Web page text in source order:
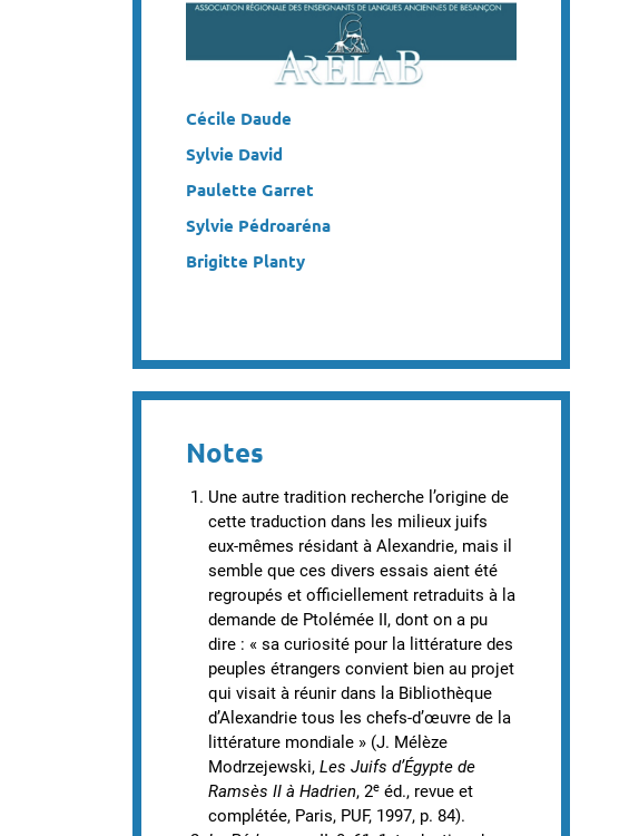
Cécile Daude
Sylvie David
Paulette Garret
Sylvie Pédroaréna
Brigitte Planty
Notes
Une autre tradition recherche l’origine de
cette traduction dans les milieux juifs
eux-mêmes résidant à Alexandrie, mais il
semble que ces divers essais aient été
regroupés et officiellement retraduits à la
demande de Ptolémée II, dont on a pu
dire : « sa curiosité pour la littérature des
peuples étrangers convient bien au projet
qui visait à réunir dans la Bibliothèque
d’Alexandrie tous les chefs-d’œuvre de la
littérature mondiale » (J. Mélèze
Modrzejewski, Les Juifs d’Égypte de
Ramsès II à Hadrien, 2eéd., revue et
complétée, Paris, PUF, 1997, p. 84).